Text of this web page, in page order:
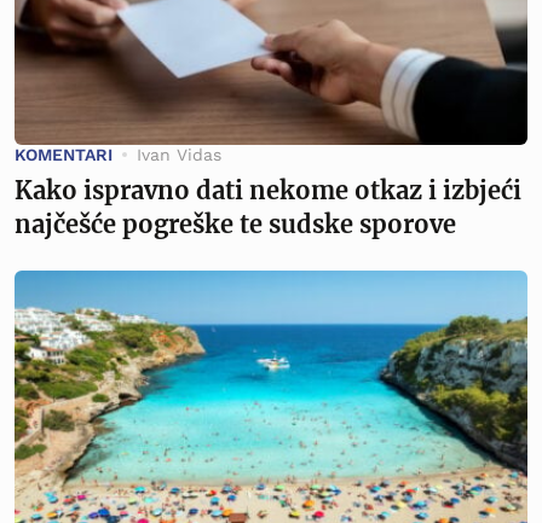
KOMENTARI Ivan Vidas
Kako ispravno dati nekome otkaz i izbjeći
najčešće pogreške te sudske sporove